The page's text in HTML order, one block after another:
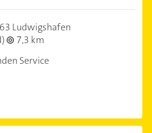
Ludwigshafen
7,3 km
Service